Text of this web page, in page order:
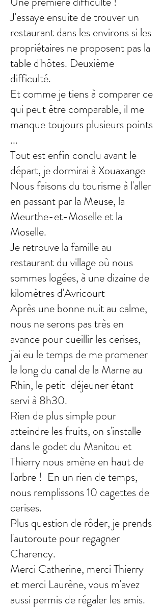
J'essaye ensuite de trouver un
restaurant dans les environs si les
propriétaires ne proposent pas la
table d'hôtes. Deuxième
difficulté.
Et comme je tiens à comparer ce
qui peut être comparable, il me
manque toujours plusieurs points
...
Tout est enfin conclu avant le
départ, je dormirai à Xouaxange
Nous faisons du tourisme à l'aller
en passant par la Meuse, la
Meurthe-et-Moselle et la
Moselle.
Je retrouve la famille au
restaurant du village où nous
sommes logées, à une dizaine de
kilomètres d'Avricourt
Après une bonne nuit au calme,
nous ne serons pas très en
avance pour cueillir les cerises,
j'ai eu le temps de me promener
le long du canal de la Marne au
Rhin, le petit-déjeuner étant
servi à 8h30.
Rien de plus simple pour
atteindre les fruits, on s'installe
dans le godet du Manitou et
Thierry nous amène en haut de
l'arbre ! En un rien de temps,
nous remplissons 10 cagettes de
cerises.
Plus question de rôder, je prends
l'autoroute pour regagner
Charency.
Merci Catherine, merci Thierry
et merci Laurène, vous m'avez
aussi permis de régaler les amis.